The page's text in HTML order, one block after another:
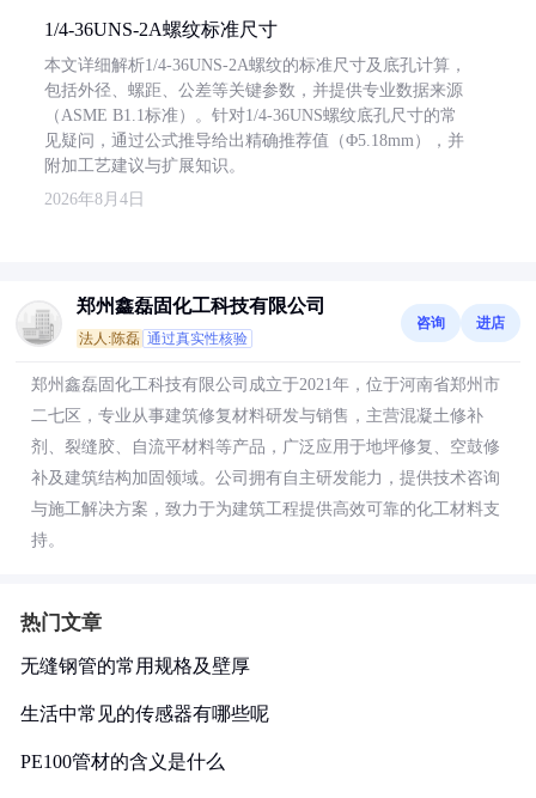
1/4-36UNS-2A螺纹标准尺寸
本文详细解析1/4-36UNS-2A螺纹的标准尺寸及底孔计算，
包括外径、螺距、公差等关键参数，并提供专业数据来源
（ASME B1.1标准）。针对1/4-36UNS螺纹底孔尺寸的常
见疑问，通过公式推导给出精确推荐值（Φ5.18mm），并
附加工艺建议与扩展知识。
2026年8月4日
郑州鑫磊固化工科技有限公司
法人:陈磊 通过真实性核验
咨询 进店
郑州鑫磊固化工科技有限公司成立于2021年，位于河南省郑州市
二七区，专业从事建筑修复材料研发与销售，主营混凝土修补
剂、裂缝胶、自流平材料等产品，广泛应用于地坪修复、空鼓修
补及建筑结构加固领域。公司拥有自主研发能力，提供技术咨询
与施工解决方案，致力于为建筑工程提供高效可靠的化工材料支
持。
热门文章
无缝钢管的常用规格及壁厚
生活中常见的传感器有哪些呢
PE100管材的含义是什么